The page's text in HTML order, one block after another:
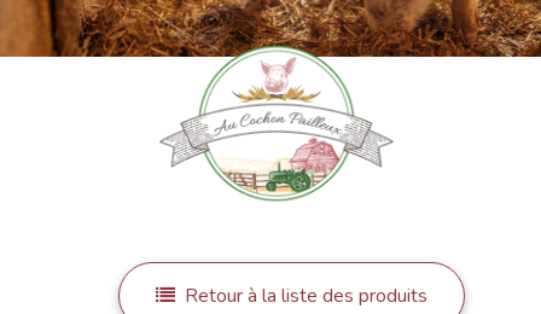
Retour à la liste des produits